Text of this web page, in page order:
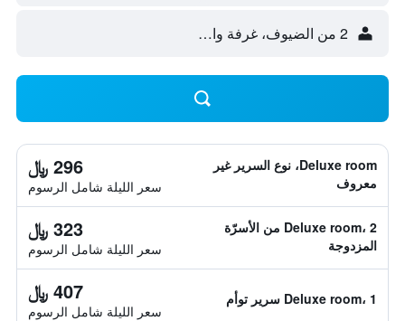
2 من الضيوف، غرفة واحدة
Deluxe room، نوع السرير غير
معروف
296 ﷼
سعر الليلة شامل الرسوم
Deluxe room، 2 من الأسرّة
المزدوجة
323 ﷼
سعر الليلة شامل الرسوم
Deluxe room، 1 سرير توأم 407 ﷼
سعر الليلة شامل الرسوم